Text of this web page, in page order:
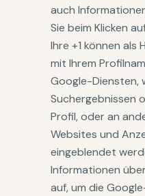
auch
Sie beim Klicken
Ihre +1 können als
mit Ihrem
Google-Diensten,
Suchergebnissen
Profil, oder an
Websites und
eingeblendet
Informationen
auf, um die